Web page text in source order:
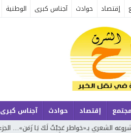
إقتصاد حوادث آجناس كبرى الوطنية
مجتمع إقتصاد حوادث آجناس كبرى
بـ«خواطر عَجِبْتُ لَكَ يَا زَمَن»… الجزء الرابع